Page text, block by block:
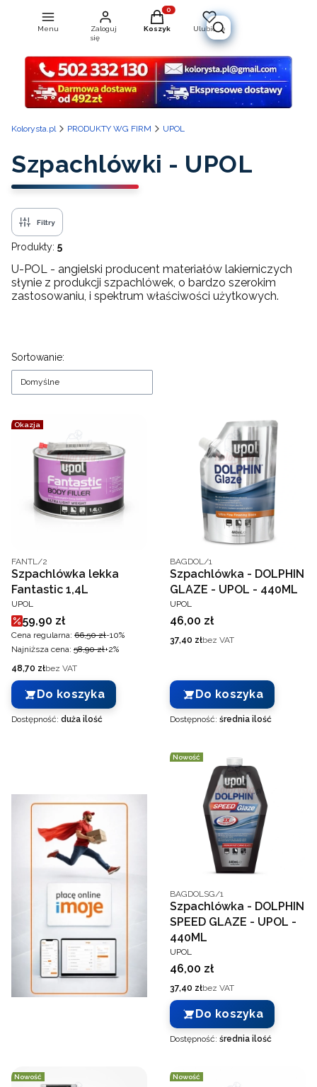
Menu
Zaloguj
się
Produkty w koszyku: 0. Zobacz
Koszyk UlubioneOtwórz wyszukiwarkę
Kolorysta.pl PRODUKTY WG FIRM UPOL
Szpachlówki - UPOL
Filtry
Produkty: 5
U-POL - angielski producent materiałów lakierniczych
słynie z produkcji szpachlówek, o bardzo szerokim
zastosowaniu, i spektrum właściwości użytkowych.
Lista produktów
Sortowanie:
Domyślne
Okazja
Kod producenta
FANTL/2
Szpachlówka lekka
Fantastic 1,4L
PRODUCENT
UPOL
Cena promocyjna
59,90 zł
Cena regularna: 66,50 zł-10%
Najniższa cena: 58,90 zł+2%
Cena
48,70 złbez VAT
Do koszyka
Dostępność: duża ilość
Kod producenta
BAGDOL/1
Szpachlówka - DOLPHIN
GLAZE - UPOL - 440ML
PRODUCENT
UPOL
Cena
46,00 zł
Cena
37,40 złbez VAT
Do koszyka
Dostępność: średnia ilość
Nowość
Kod producenta
BAGDOLSG/1
Szpachlówka - DOLPHIN
SPEED GLAZE - UPOL -
440ML
PRODUCENT
UPOL
Cena
46,00 zł
Cena
37,40 złbez VAT
Do koszyka
Dostępność: średnia ilość
Nowość Nowość